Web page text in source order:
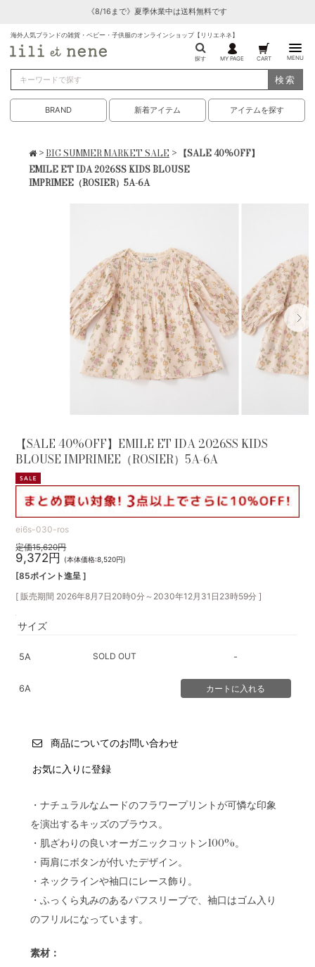
《8/16まで》夏季休業中は送料無料です
海外人気ブランドの雑貨・ベビー・子供服のオンラインショップ【リリエネネ】
探す MY PAGE CART MENU
検索
BRAND 新着アイテム アイテムを探す
> BIG SUMMER MARKET SALE > 【SALE 40%OFF】
EMILE ET IDA 2026SS KIDS BLOUSE
IMPRIMEE（ROSIER）5A-6A
【SALE 40%OFF】EMILE ET IDA 2026SS KIDS
BLOUSE IMPRIMEE（ROSIER）5A-6A
ei6s-030-ros
定価15,620円
9,372円 (本体価格:8,520円)
[85ポイント進呈 ]
[ 販売期間 2026年8月7日20時0分～ 2030年12月31日23時59分 ]
サイズ
5A SOLD OUT -
6A
商品についてのお問い合わせ
お気に入りに登録
・ナチュラルなムードのフラワープリントが可憐な印象
を演出するキッズのブラウス。
・肌ざわりの良いオーガニックコットン100%。
・両肩にボタンが付いたデザイン。
・ネックラインや袖口にレース飾り。
・ふっくら丸みのあるパフスリーブで、袖口はゴム入り
のフリルになっています。
素材：